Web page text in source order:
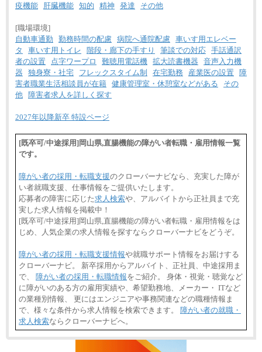
疫機能
肝臓機能 知的 精神 発達 その他
[職場環境]
自動車通勤
勤務時間の配慮 病院へ通院配慮 車いす用エレベー
タ
車いす用トイレ 階段・廊下の手すり 筆談での対応 手話通訳
者の設置
点字ワープロ 難聴用電話機 拡大読書機器
音声入力機
器
独身寮・社宅 フレックスタイム制 在宅勤務 産業医の設置
障
害者職業生活相談員が在籍 健康管理室・休憩室などがある
その
他
障害者求人を詳しく探す
2027年以降新卒 特設ページ
[既卒可/中途採用]岡山県,直腸機能の障がい者転職・雇用情報一覧
です。
障がい者の採用・転職支援のクローバーナビなら、充実した障が
い者就職支援、仕事情報をご提供いたします。
応募者の障害に応じた求人検索や、アルバイトから正社員まで充
実した求人情報を掲載中！
[既卒可/中途採用]岡山県,直腸機能の障がい者転職・雇用情報をは
じめ、人気企業の求人情報を探すならクローバーナビをどうぞ。
障がい者の採用・転職支援情報や就職サポート情報をお届けする
クローバーナビ。 新卒採用からアルバイト、正社員、中途採用ま
で、 障がい者の採用・転職情報をご紹介。 身体・視覚・聴覚など
に障がいのある方の雇用実績や、希望勤務地、メーカー・ ITなど
の業種別情報、 更にはエンジニアや事務関連などの職種情報ま
で、様々な条件から求人情報を検索できます。 障がい者の就職・
求人検索ならクローバーナビへ。